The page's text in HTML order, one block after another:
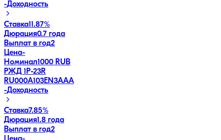
-Доходность
Ставка11.87%
Дюрация0.7 года
Выплат в год2
Цена-
Номинал1000 RUB
РЖД 1Р-23R
RU000A103EN3AAA
-Доходность
Ставка7.85%
Дюрация1.8 года
Выплат в год2